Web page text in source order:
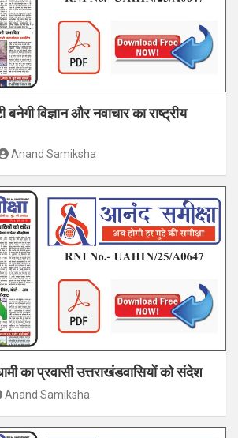
विज्ञान और नवाचार का राष्ट्रीय
Anand Samiksha
का प्रवासी उत्तराखंडवासियों को संदेश
Anand Samiksha